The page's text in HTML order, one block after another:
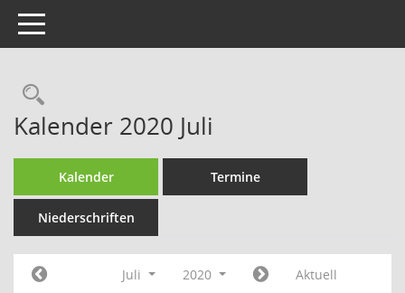
Toggle navigation
Rechercheauswahl
Kalender 2020 Juli
Kalender Termine
Niederschriften
Juli 2020
Aktuell